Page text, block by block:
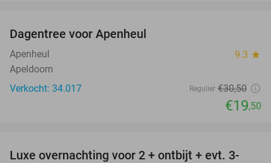
Dagentree voor Apenheul
Apenheul 9.3 star
Apeldoorn
Verkocht: 34.017
Regulier €30,50
€19,50
Luxe overnachting voor 2 + ontbijt + evt. 3-